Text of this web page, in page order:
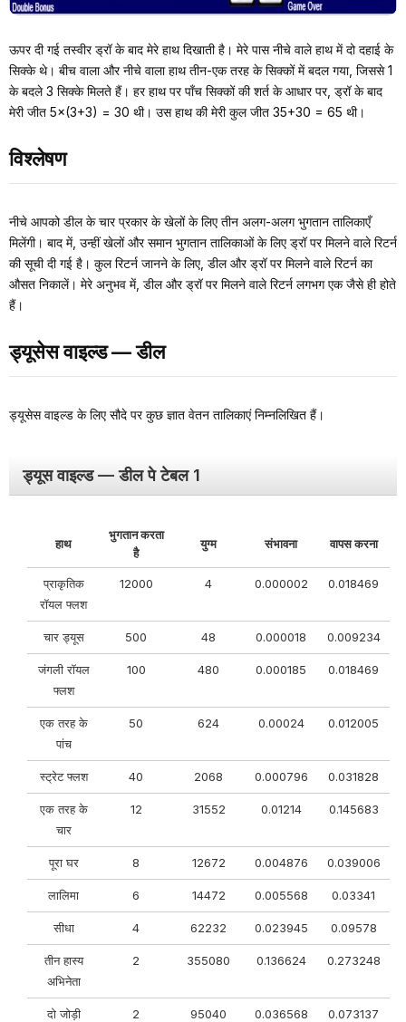
ऊपर दी गई तस्वीर ड्रॉ के बाद मेरे हाथ दिखाती है। मेरे पास नीचे वाले हाथ में दो दहाई के
सिक्के थे। बीच वाला और नीचे वाला हाथ तीन-एक तरह के सिक्कों में बदल गया, जिससे 1
के बदले 3 सिक्के मिलते हैं। हर हाथ पर पाँच सिक्कों की शर्त के आधार पर, ड्रॉ के बाद
मेरी जीत 5×(3+3) = 30 थी। उस हाथ की मेरी कुल जीत 35+30 = 65 थी।
विश्लेषण
नीचे आपको डील के चार प्रकार के खेलों के लिए तीन अलग-अलग भुगतान तालिकाएँ
मिलेंगी। बाद में, उन्हीं खेलों और समान भुगतान तालिकाओं के लिए ड्रॉ पर मिलने वाले रिटर्न
की सूची दी गई है। कुल रिटर्न जानने के लिए, डील और ड्रॉ पर मिलने वाले रिटर्न का
औसत निकालें। मेरे अनुभव में, डील और ड्रॉ पर मिलने वाले रिटर्न लगभग एक जैसे ही होते
हैं।
ड्यूसेस वाइल्ड — डील
ड्यूसेस वाइल्ड के लिए सौदे पर कुछ ज्ञात वेतन तालिकाएं निम्नलिखित हैं।
ड्यूस वाइल्ड — डील पे टेबल 1
हाथ
भुगतान करता
है
युग्म संभावना वापस करना
प्राकृतिक
रॉयल फ्लश
12000 4 0.000002 0.018469
चार ड्यूस 500 48 0.000018 0.009234
जंगली रॉयल
फ्लश
100 480 0.000185 0.018469
एक तरह के
पांच
50 624 0.00024 0.012005
स्ट्रेट फ्लश 40 2068 0.000796 0.031828
एक तरह के
चार
12 31552 0.01214 0.145683
पूरा घर 8 12672 0.004876 0.039006
लालिमा 6 14472 0.005568 0.03341
सीधा 4 62232 0.023945 0.09578
तीन हास्य
अभिनेता
2 355080 0.136624 0.273248
दो जोड़ी 2 95040 0.036568 0.073137